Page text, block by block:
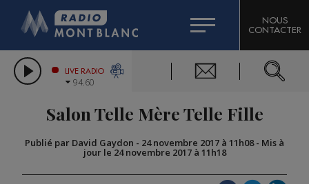
LES CHRONIQUES DE L'EXPERT
CITIZEN MACHINERY
GRAND MASSIF DOMAINES SKIABLES
BIGARD
COMPAGNIE DU MONT-BLANC
NOUS
CONTACTER
LIVE RADIO
94.60
Salon Telle Mère Telle Fille
Publié par David Gaydon - 24 novembre 2017 à 11h08- Mis à
jour le 24 novembre 2017 à 11h18